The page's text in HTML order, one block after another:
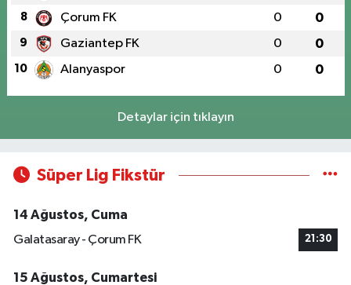
8 Çorum FK 0 0
9 Gaziantep FK 0 0
10 Alanyaspor 0 0
Detaylar için tıklayın
Süper Lig Fikstür
14 Ağustos, Cuma
Galatasaray - Çorum FK
21:30
15 Ağustos, Cumartesi